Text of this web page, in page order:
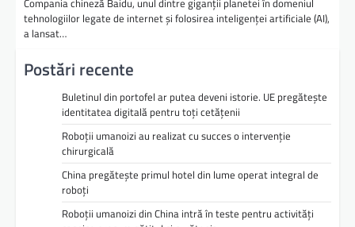
Compania chineză Baidu, unul dintre giganţii planetei în domeniul
tehnologiilor legate de internet şi folosirea inteligenţei artificiale (AI),
a lansat…
Postări recente
Buletinul din portofel ar putea deveni istorie. UE pregătește
identitatea digitală pentru toți cetățenii
Roboții umanoizi au realizat cu succes o intervenție
chirurgicală
China pregătește primul hotel din lume operat integral de
roboți
Roboții umanoizi din China intră în teste pentru activități